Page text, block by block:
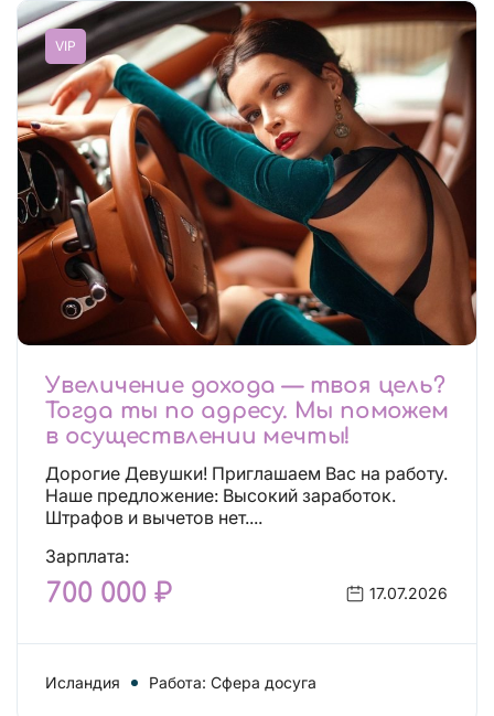
VIP
Увеличение дохода — твоя цель?
Тогда ты по адресу. Мы поможем
в осуществлении мечты!
Дорогие Девушки! Приглашаем Вас на работу.
Наше предложение: Высокий заработок.
Штрафов и вычетов нет....
Зарплата:
700 000 ₽ 17.07.2026
Исландия Работа: Сфера досуга